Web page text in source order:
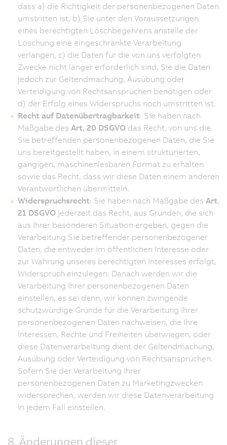
dass a) die Richtigkeit der personenbezogenen Daten
umstritten ist, b) Sie unter den Voraussetzungen
eines berechtigten Löschbegehrens anstelle der
Löschung eine eingeschränkte Verarbeitung
verlangen, c) die Daten für die von uns verfolgten
Zwecke nicht länger erforderlich sind, Sie die Daten
jedoch zur Geltendmachung, Ausübung oder
Verteidigung von Rechtsansprüchen benötigen oder
d) der Erfolg eines Widerspruchs noch umstritten ist.
Recht auf Datenübertragbarkeit: Sie haben nach
Maßgabe des Art. 20 DSGVO das Recht, von uns die
Sie betreffenden personenbezogenen Daten, die Sie
uns bereitgestellt haben, in einem strukturierten,
gängigen, maschinenlesbaren Format zu erhalten
sowie das Recht, dass wir diese Daten einem anderen
Verantwortlichen übermitteln.
Widerspruchsrecht: Sie haben nach Maßgabe des Art.
21 DSGVO jederzeit das Recht, aus Gründen, die sich
aus Ihrer besonderen Situation ergeben, gegen die
Verarbeitung Sie betreffender personenbezogener
Daten, die entweder im öffentlichen Interesse oder
zur Wahrung unseres berechtigten Interesses erfolgt,
Widerspruch einzulegen. Danach werden wir die
Verarbeitung Ihrer personenbezogenen Daten
einstellen, es sei denn, wir können zwingende
schutzwürdige Gründe für die Verarbeitung Ihrer
personenbezogenen Daten nachweisen, die Ihre
Interessen, Rechte und Freiheiten überwiegen, oder
diese Datenverarbeitung dient der Geltendmachung,
Ausübung oder Verteidigung von Rechtsansprüchen.
Sofern Sie der Verarbeitung Ihrer
personenbezogenen Daten zu Marketingzwecken
widersprechen, werden wir diese Datenverarbeitung
in jedem Fall einstellen.
8. Änderungen dieser